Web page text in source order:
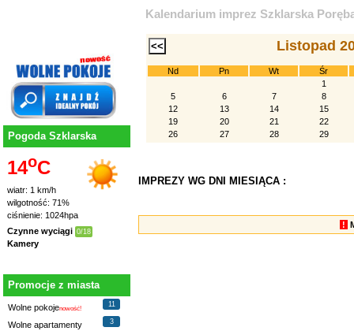
Pogoda Szklarska
14oC
wiatr: 1 km/h
wilgotność: 71%
ciśnienie: 1024hpa
Czynne wyciągi 0/18
Kamery
Promocje z miasta
Wolne pokojenowość!
11
Wolne apartamenty 3
Kalendarium imprez Szklarska
Listopad
Nd Pn Wt
Śr
1
5
6 7
8
12
13 14
15
19
20 21
22
26
27 28 29
IMPREZY WG DNI MIESIĄCA :
!